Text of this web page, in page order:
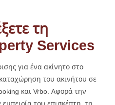
τη
Services
για ένα ακίνητο στο
του ακινήτου σε
και Vrbo. Αφορά την
του επισκέπτη, τη